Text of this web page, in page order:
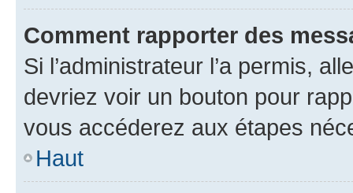
Comment rapporter des
Si l’administrateur l’a permis,
devriez voir un bouton pour
vous accéderez aux étapes
Haut